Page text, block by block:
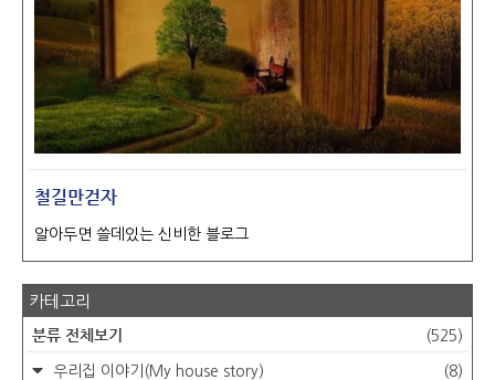
철길만걷자
알아두면 쓸데있는 신비한 블로그
카테고리
분류 전체보기 (525)
우리집 이야기(My house story) (8)